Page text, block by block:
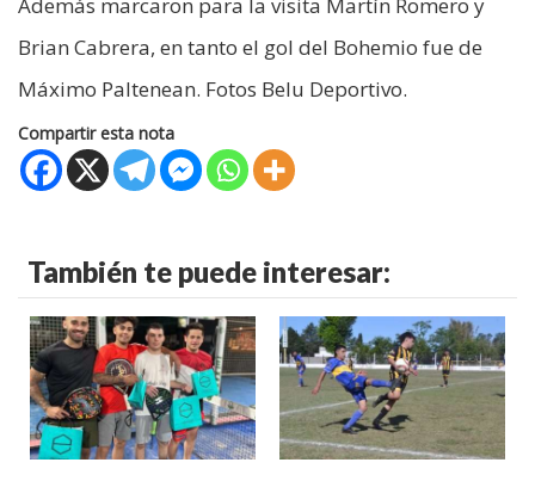
Brian Cabrera, en tanto el gol del Bohemio fue de
Máximo Paltenean. Fotos Belu Deportivo.
Compartir esta nota
También te puede interesar: